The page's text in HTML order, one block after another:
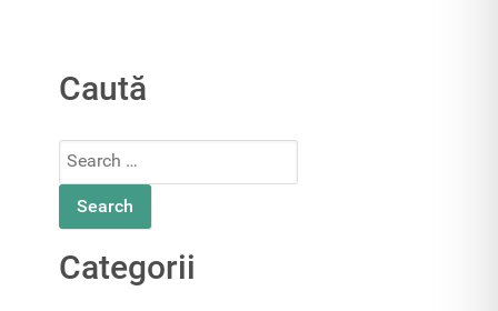
Caută
Search
Categorii